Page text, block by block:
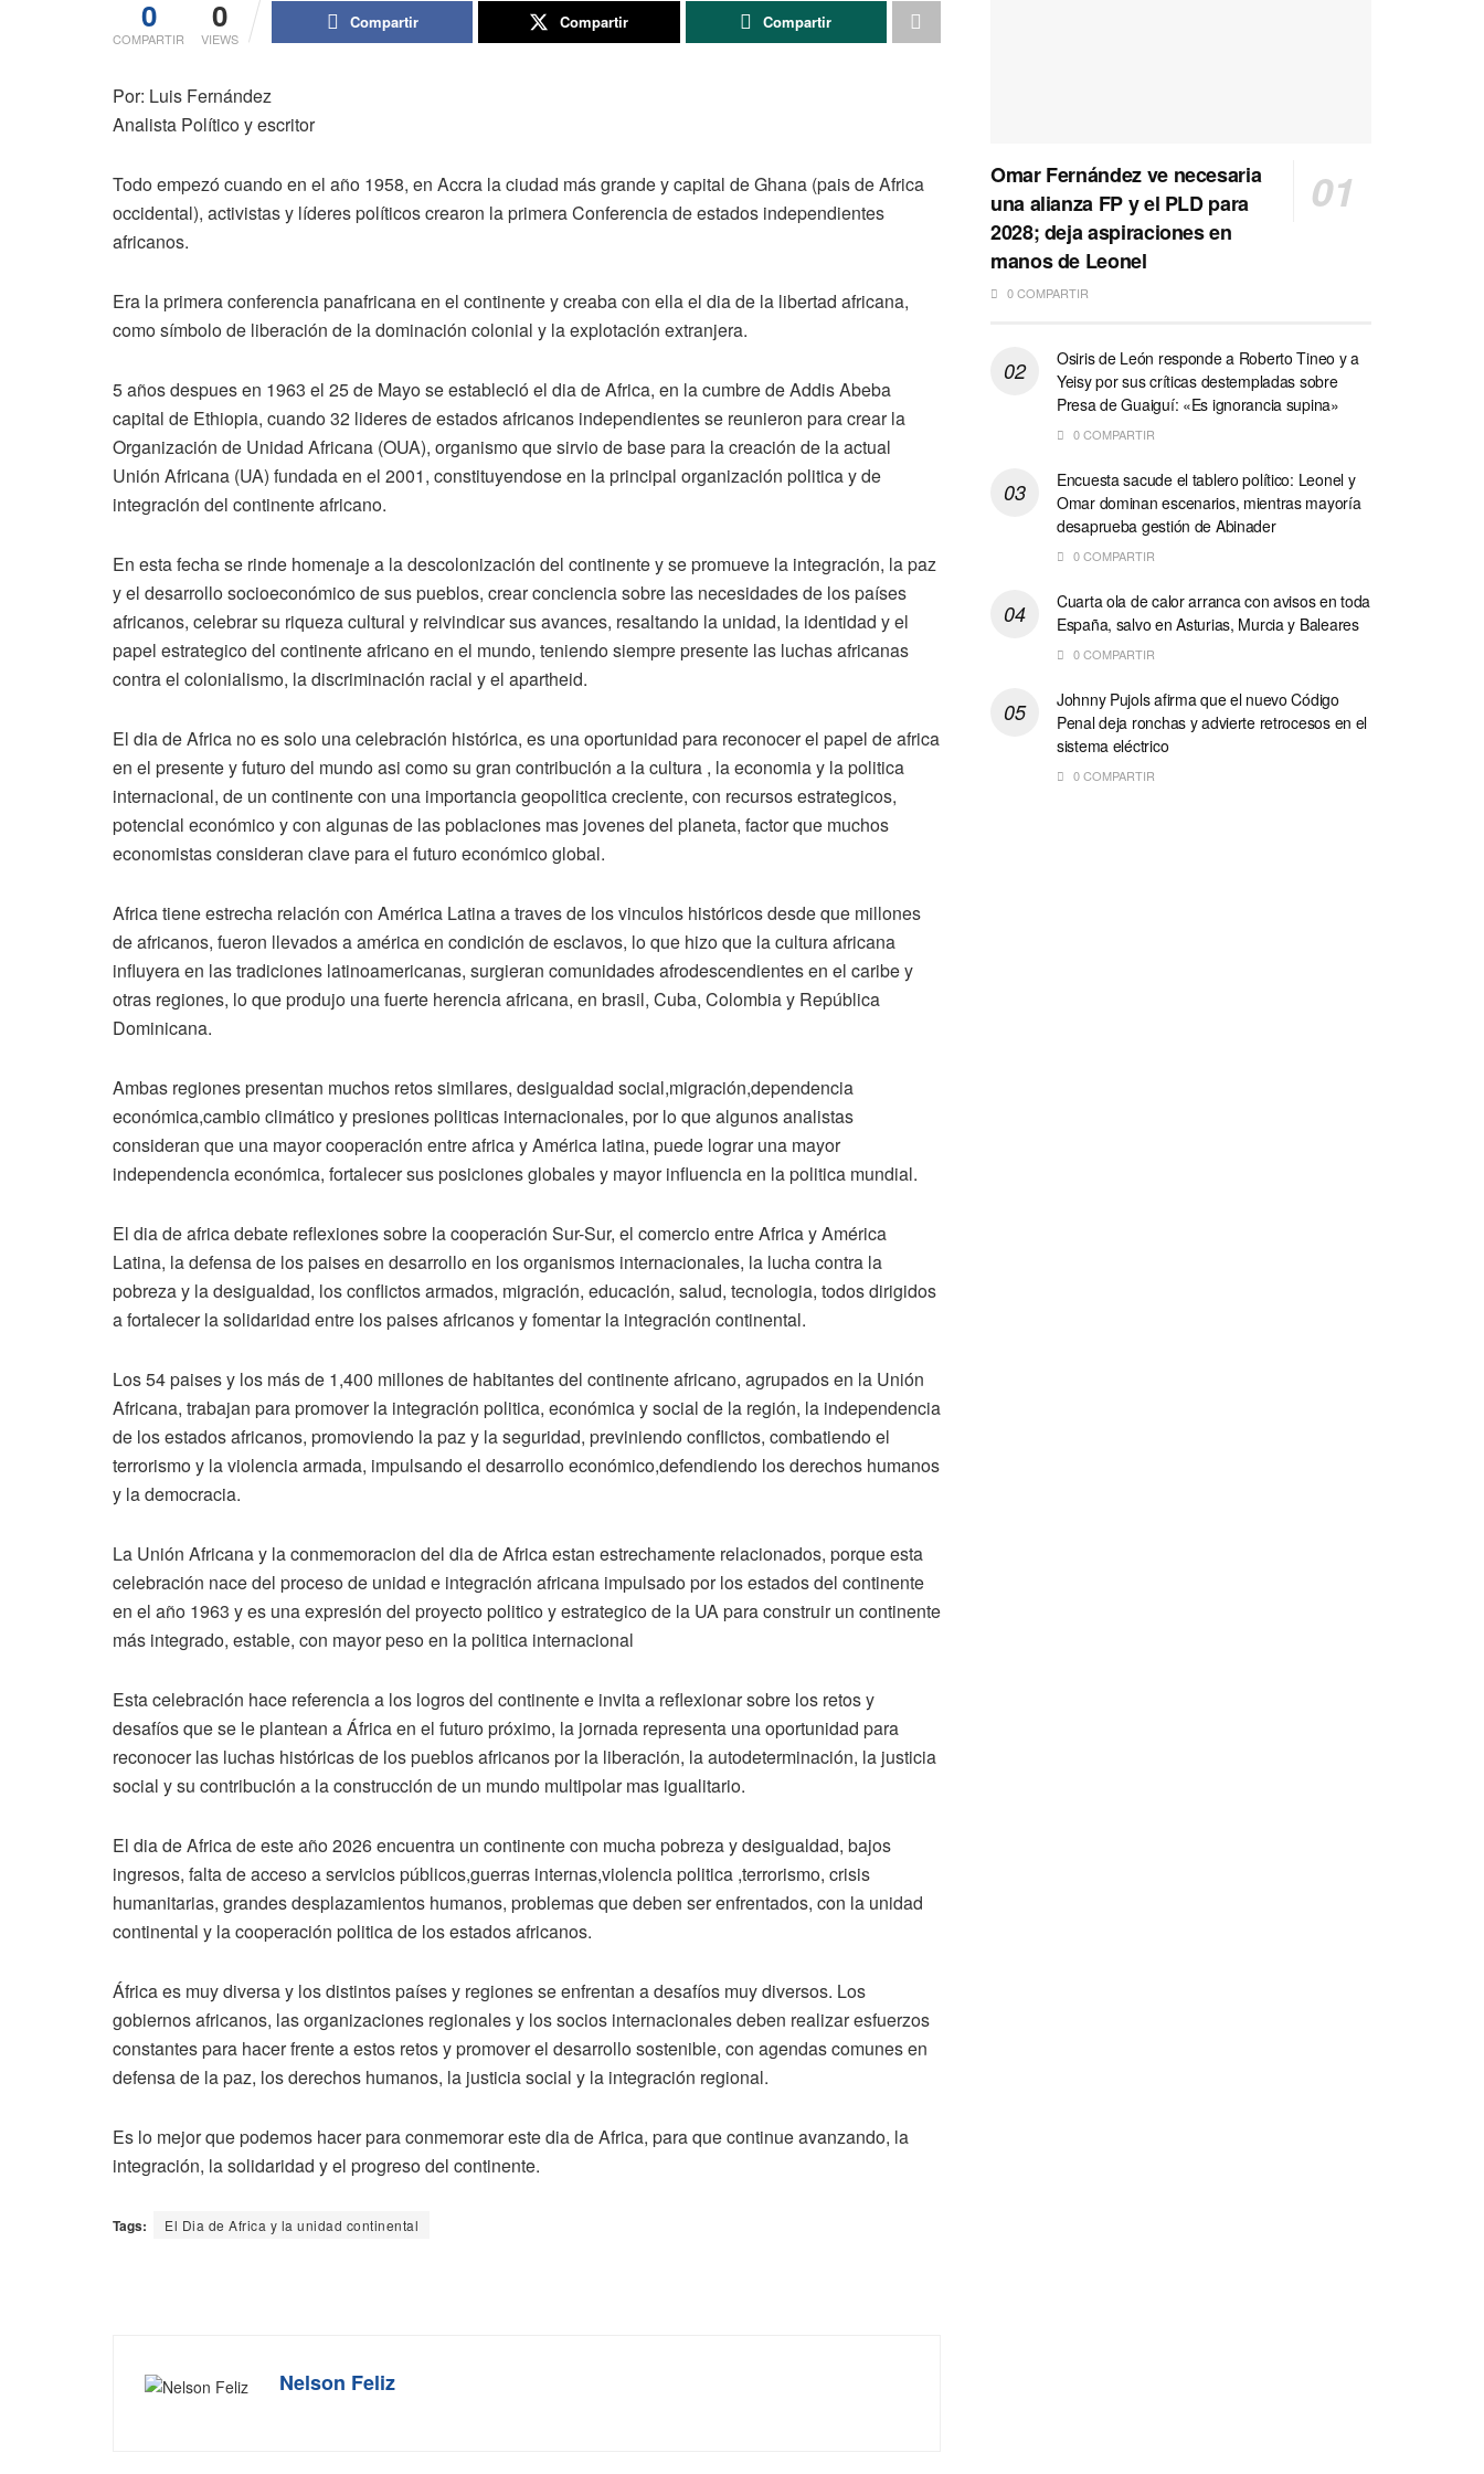
0
COMPARTIR
0
VIEWS
Compartir Compartir Compartir
Por: Luis Fernández
Analista Político y escritor
Todo empezó cuando en el año 1958, en Accra la ciudad más grande y capital de Ghana (pais de Africa
occidental), activistas y líderes políticos crearon la primera Conferencia de estados independientes
africanos.
Era la primera conferencia panafricana en el continente y creaba con ella el dia de la libertad africana,
como símbolo de liberación de la dominación colonial y la explotación extranjera.
5 años despues en 1963 el 25 de Mayo se estableció el dia de Africa, en la cumbre de Addis Abeba
capital de Ethiopia, cuando 32 lideres de estados africanos independientes se reunieron para crear la
Organización de Unidad Africana (OUA), organismo que sirvio de base para la creación de la actual
Unión Africana (UA) fundada en el 2001, constituyendose en la principal organización politica y de
integración del continente africano.
En esta fecha se rinde homenaje a la descolonización del continente y se promueve la integración, la paz
y el desarrollo socioeconómico de sus pueblos, crear conciencia sobre las necesidades de los países
africanos, celebrar su riqueza cultural y reivindicar sus avances, resaltando la unidad, la identidad y el
papel estrategico del continente africano en el mundo, teniendo siempre presente las luchas africanas
contra el colonialismo, la discriminación racial y el apartheid.
El dia de Africa no es solo una celebración histórica, es una oportunidad para reconocer el papel de africa
en el presente y futuro del mundo asi como su gran contribución a la cultura , la economia y la politica
internacional, de un continente con una importancia geopolitica creciente, con recursos estrategicos,
potencial económico y con algunas de las poblaciones mas jovenes del planeta, factor que muchos
economistas consideran clave para el futuro económico global.
Africa tiene estrecha relación con América Latina a traves de los vinculos históricos desde que millones
de africanos, fueron llevados a américa en condición de esclavos, lo que hizo que la cultura africana
influyera en las tradiciones latinoamericanas, surgieran comunidades afrodescendientes en el caribe y
otras regiones, lo que produjo una fuerte herencia africana, en brasil, Cuba, Colombia y República
Dominicana.
Ambas regiones presentan muchos retos similares, desigualdad social,migración,dependencia
económica,cambio climático y presiones politicas internacionales, por lo que algunos analistas
consideran que una mayor cooperación entre africa y América latina, puede lograr una mayor
independencia económica, fortalecer sus posiciones globales y mayor influencia en la politica mundial.
El dia de africa debate reflexiones sobre la cooperación Sur-Sur, el comercio entre Africa y América
Latina, la defensa de los paises en desarrollo en los organismos internacionales, la lucha contra la
pobreza y la desigualdad, los conflictos armados, migración, educación, salud, tecnologia, todos dirigidos
a fortalecer la solidaridad entre los paises africanos y fomentar la integración continental.
Los 54 paises y los más de 1,400 millones de habitantes del continente africano, agrupados en la Unión
Africana, trabajan para promover la integración politica, económica y social de la región, la independencia
de los estados africanos, promoviendo la paz y la seguridad, previniendo conflictos, combatiendo el
terrorismo y la violencia armada, impulsando el desarrollo económico,defendiendo los derechos humanos
y la democracia.
La Unión Africana y la conmemoracion del dia de Africa estan estrechamente relacionados, porque esta
celebración nace del proceso de unidad e integración africana impulsado por los estados del continente
en el año 1963 y es una expresión del proyecto politico y estrategico de la UA para construir un continente
más integrado, estable, con mayor peso en la politica internacional
Esta celebración hace referencia a los logros del continente e invita a reflexionar sobre los retos y
desafíos que se le plantean a África en el futuro próximo, la jornada representa una oportunidad para
reconocer las luchas históricas de los pueblos africanos por la liberación, la autodeterminación, la justicia
social y su contribución a la construcción de un mundo multipolar mas igualitario.
El dia de Africa de este año 2026 encuentra un continente con mucha pobreza y desigualdad, bajos
ingresos, falta de acceso a servicios públicos,guerras internas,violencia politica ,terrorismo, crisis
humanitarias, grandes desplazamientos humanos, problemas que deben ser enfrentados, con la unidad
continental y la cooperación politica de los estados africanos.
África es muy diversa y los distintos países y regiones se enfrentan a desafíos muy diversos. Los
gobiernos africanos, las organizaciones regionales y los socios internacionales deben realizar esfuerzos
constantes para hacer frente a estos retos y promover el desarrollo sostenible, con agendas comunes en
defensa de la paz, los derechos humanos, la justicia social y la integración regional.
Es lo mejor que podemos hacer para conmemorar este dia de Africa, para que continue avanzando, la
integración, la solidaridad y el progreso del continente.
Tags: El Dia de Africa y la unidad continental
Nelson Feliz
Omar Fernández ve necesaria
una alianza FP y el PLD para
2028; deja aspiraciones en
manos de Leonel
0 COMPARTIR
Osiris de León responde a Roberto Tineo y a
Yeisy por sus críticas destempladas sobre
Presa de Guaiguí: «Es ignorancia supina»
0 COMPARTIR
Encuesta sacude el tablero político: Leonel y
Omar dominan escenarios, mientras mayoría
desaprueba gestión de Abinader
0 COMPARTIR
Cuarta ola de calor arranca con avisos en toda
España, salvo en Asturias, Murcia y Baleares
0 COMPARTIR
Johnny Pujols afirma que el nuevo Código
Penal deja ronchas y advierte retrocesos en el
sistema eléctrico
0 COMPARTIR